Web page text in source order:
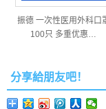
振德 一次性医用外科口
100只 多重优惠…
分享給朋友吧！